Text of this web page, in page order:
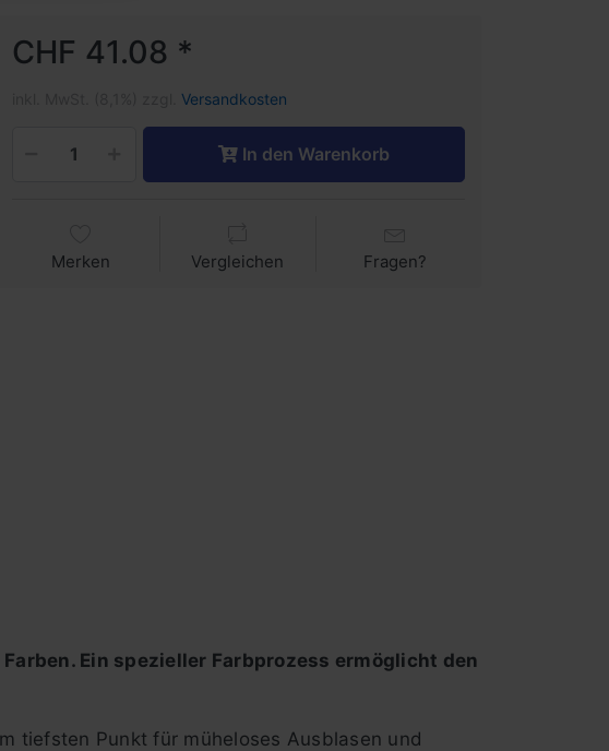
CHF 41.08 *
Versandkosten
In den Warenkorb
Merken Vergleichen Fragen?
Ein spezieller Farbprozess ermöglicht den
tiefsten Punkt für müheloses Ausblasen und